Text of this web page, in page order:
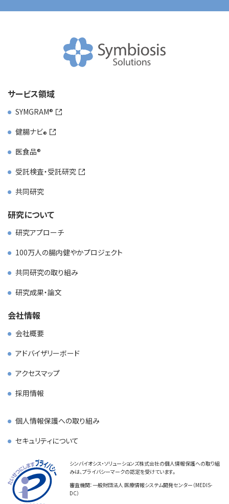
サービス領域
SYMGRAM
健腸ナビ
医食品
受託検査・受託研究
共同研究
研究について
研究アプローチ
100万人の腸内健やかプロジェクト
共同研究の取り組み
研究成果・論文
会社情報
会社概要
アドバイザリーボード
アクセスマップ
採用情報
個人情報保護への取り組み
セキュリティについて
シンバイオシス・ソリューションズ株式会社の個人情報保護への取り組
みは、プライバシーマークの認定を受けています。
審査機関：一般財団法人 医療情報システム開発センター（MEDIS-
DC）